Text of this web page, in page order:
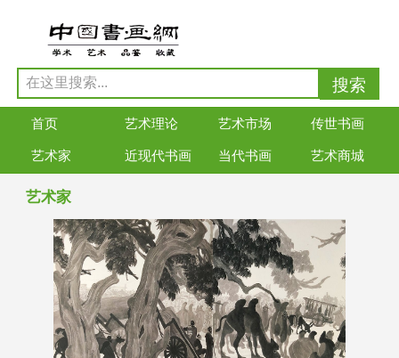
首页 艺术理论 艺术市场 传世书画
艺术家 近现代书画 当代书画 艺术商城
艺术家